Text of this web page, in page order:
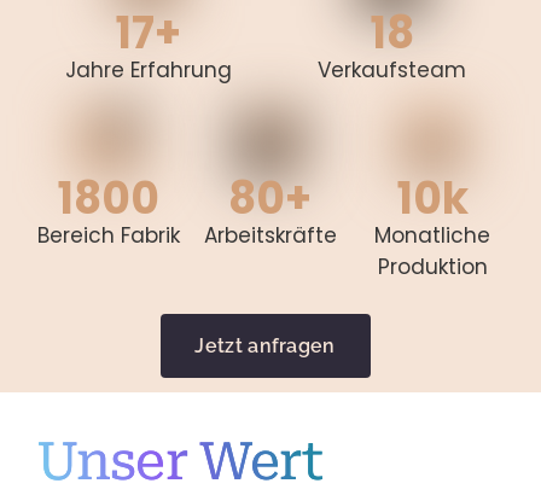
17+
Jahre Erfahrung
18
Verkaufsteam
1800
Bereich Fabrik
80+
Arbeitskräfte
10k
Monatliche
Produktion
Jetzt anfragen
Unser Wert